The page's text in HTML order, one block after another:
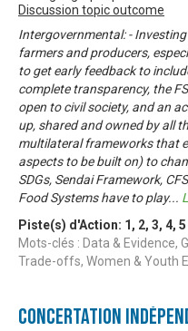
Discussion topic outcome
Intergovernmental: -
farmers and producers,
to get early feedback to
complete transparency, the
open to civil society, and an
up, shared and owned by all
multilateral frameworks that
aspects to be built on) to
SDGs, Sendai Framework,
Food Systems have to play...
Piste(s) d'Action: 1 , 2, 3, 4, 5
Mots-clés : Data & Evidence,
Trade-offs, Women & Youth
Concertation